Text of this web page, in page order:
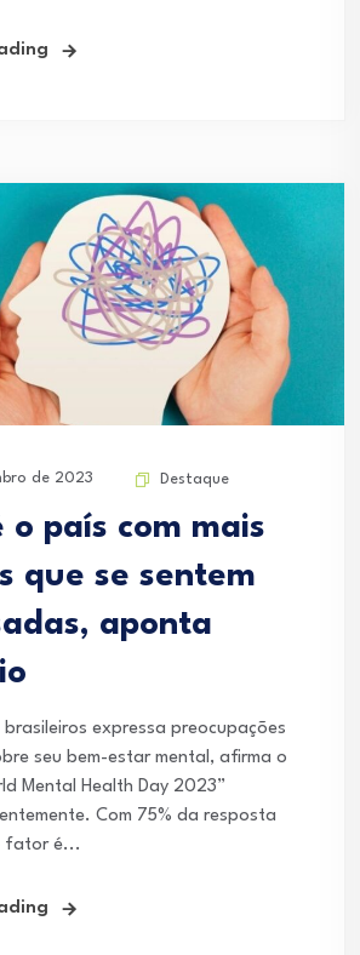
de 2023 Destaque
o país com mais
que se sentem
aponta
expressa preocupações
seu bem-estar mental, afirma o
Mental Health Day 2023”
Com 75% da resposta
fator é...